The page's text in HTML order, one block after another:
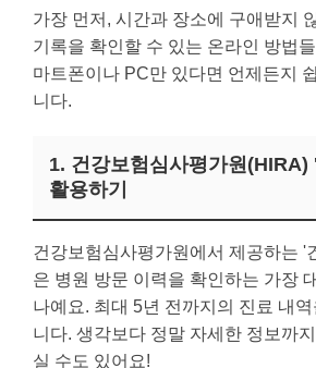
가장 먼저, 시간과 장소에 구애받지
기록을 확인할 수 있는 온라인 방법
마트폰이나 PC만 있다면 언제든지
니다.
1. 건강보험심사평가원(HIRA)
활용하기
건강보험심사평가원에서 제공하는 '
은 병원 방문 이력을 확인하는 가장
나예요. 최대 5년 전까지의 진료 내
니다. 생각보다 정말 자세한 정보까
실 수도 있어요!